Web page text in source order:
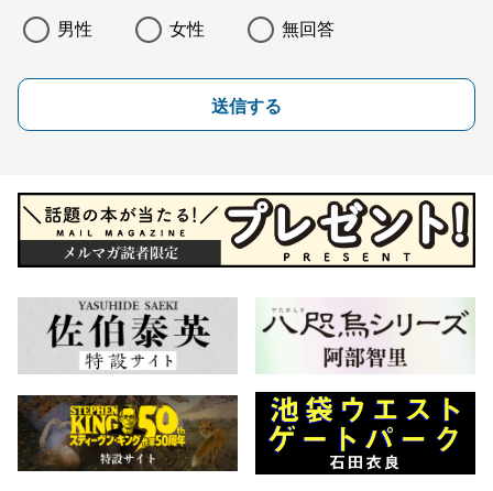
男性 女性 無回答
送信する